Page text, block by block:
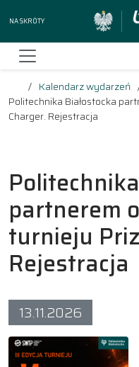
Na skróty
Kalendarz wydarzeń
Politechnika Białostocka
Charger. Rejestracja
partnerem
turnieju
Rejestracja
13.11.2026